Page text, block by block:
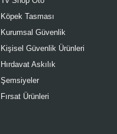
Köpek Tasması
Kurumsal Güvenlik
Kişisel Güvenlik Ürünleri
Hırdavat Askılık
Şemsiyeler
Fırsat Ürünleri